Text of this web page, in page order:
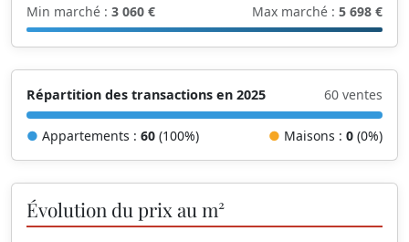
Min marché : 3 060 € Max marché : 5 698 €
Répartition des transactions en 2025 60 ventes
● Appartements : 60 (100%) ● Maisons : 0 (0%)
Évolution du prix au m²